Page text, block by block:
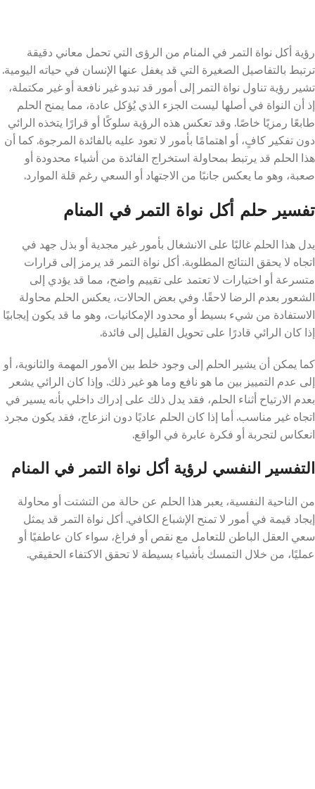
رؤية أكل نواة التمر في المنام من الرؤى التي تحمل معاني دقيقة
ترتبط بالتفاصيل الصغيرة التي قد يغفل عنها الإنسان في حياته اليومية.
تشير رؤية تناول نواة التمر إلى أمور قد تبدو غير نافعة أو غير مكتملة،
إذ أن النواة في أصلها ليست الجزء الذي يُؤكل عادة، مما يمنح الحلم
طابعًا رمزيًا خاصًا. وقد تعكس هذه الرؤية سلوكًا أو قرارًا يتخذه الرائي
دون تفكير كافٍ، أو اهتمامًا بأمور لا تعود عليه بالفائدة المرجوة. كما أن
هذا الحلم قد يرتبط بمحاولة استخراج الفائدة من أشياء محدودة أو
صعبة، وهو ما يعكس جانبًا من الاجتهاد أو السعي رغم قلة الموارد.
تفسير حلم أكل نواة التمر في المنام
يدل هذا الحلم غالبًا على الانشغال بأمور غير مجدية أو بذل جهد في
اتجاه لا يحقق النتائج المطلوبة. أكل نواة التمر قد يرمز إلى قرارات
متسرعة أو اختيارات لا تعتمد على تقييم واضح، مما قد يؤدي إلى
الشعور بعدم الرضا لاحقًا. وفي بعض الحالات، يعكس الحلم محاولة
الاستفادة من شيء بسيط أو محدود الإمكانيات، وهو ما قد يكون إيجابيًا
إذا كان الرائي قادرًا على تحويل القليل إلى فائدة.
كما يمكن أن يشير الحلم إلى وجود خلط بين الأمور المهمة والثانوية، أو
إلى عدم التمييز بين ما هو نافع وما هو غير ذلك. وإذا كان الرائي يشعر
بعدم الارتياح أثناء الحلم، فقد يدل ذلك على إدراك داخلي بأنه يسير في
اتجاه غير مناسب. أما إذا كان الحلم عاديًا دون انزعاج، فقد يكون مجرد
انعكاس لتجربة أو فكرة عابرة في الواقع.
التفسير النفسي لرؤية أكل نواة التمر في المنام
من الناحية النفسية، يعبر هذا الحلم عن حالة من التشتت أو محاولة
إيجاد قيمة في أمور لا تمنح الإشباع الكافي. أكل نواة التمر قد يمثل
سعي العقل الباطن للتعامل مع نقص أو فراغ، سواء كان عاطفيًا أو
عمليًا، من خلال التمسك بأشياء بسيطة لا تحقق الاكتفاء الحقيقي.